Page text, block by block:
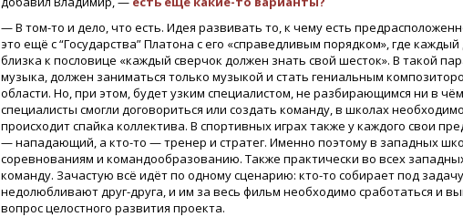
— В том-то и дело, что есть. Идея развивать то, к чему есть
это ещё с “Государства” Платона с его «справедливым порядком», где
близка к пословице «каждый сверчок должен знать свой шесток». В такой
музыка, должен заниматься только музыкой и стать гениальным
области. Но, при этом, будет узким специалистом, не разбирающимся ни в
специалисты смогли договориться или создать команду, в школах
происходит спайка коллектива. В спортивных играх также у каждого свои
— нападающий, а кто-то — тренер и стратег. Именно поэтому в западных
соревнованиям и командообразованию. Также практически во всех
команду. Зачастую всё идёт по одному сценарию: кто-то собирает под
недолюбливают друг-друга, и им за весь фильм необходимо сработаться и
вопрос целостного развития проекта.